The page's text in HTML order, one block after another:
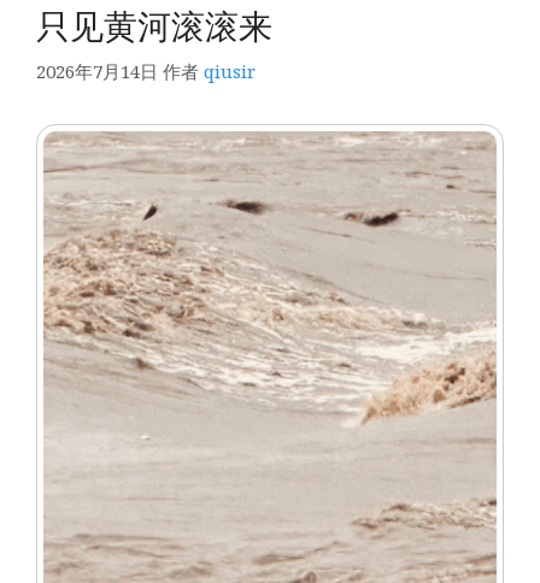
只见黄河滚滚来
2026年7月14日 作者 qiusir